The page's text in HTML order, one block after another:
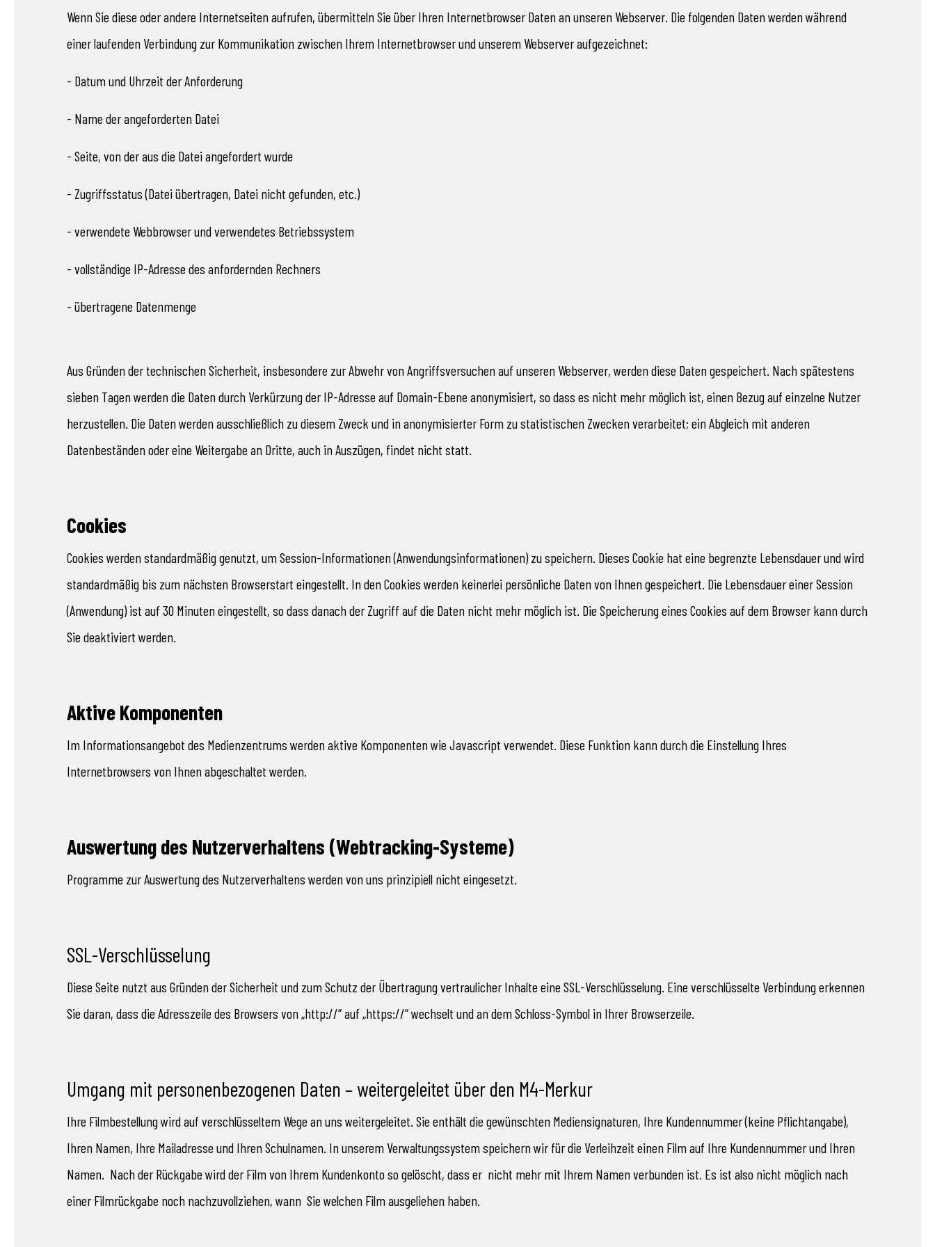
Wenn Sie diese oder andere Internetseiten aufrufen, übermitteln Sie über Ihren Internetbrowser Daten an unseren Webserver. Die folgenden Daten werden während
einer laufenden Verbindung zur Kommunikation zwischen Ihrem Internetbrowser und unserem Webserver aufgezeichnet:
- Datum und Uhrzeit der Anforderung
- Name der angeforderten Datei
- Seite, von der aus die Datei angefordert wurde
- Zugriffsstatus (Datei übertragen, Datei nicht gefunden, etc.)
- verwendete Webbrowser und verwendetes Betriebssystem
- vollständige IP-Adresse des anfordernden Rechners
- übertragene Datenmenge
Aus Gründen der technischen Sicherheit, insbesondere zur Abwehr von Angriffsversuchen auf unseren Webserver, werden diese Daten gespeichert. Nach spätestens
sieben Tagen werden die Daten durch Verkürzung der IP-Adresse auf Domain-Ebene anonymisiert, so dass es nicht mehr möglich ist, einen Bezug auf einzelne Nutzer
herzustellen. Die Daten werden ausschließlich zu diesem Zweck und in anonymisierter Form zu statistischen Zwecken verarbeitet; ein Abgleich mit anderen
Datenbeständen oder eine Weitergabe an Dritte, auch in Auszügen, findet nicht statt.
Cookies
Cookies werden standardmäßig genutzt, um Session-Informationen (Anwendungsinformationen) zu speichern. Dieses Cookie hat eine begrenzte Lebensdauer und wird
standardmäßig bis zum nächsten Browserstart eingestellt. In den Cookies werden keinerlei persönliche Daten von Ihnen gespeichert. Die Lebensdauer einer Session
(Anwendung) ist auf 30 Minuten eingestellt, so dass danach der Zugriff auf die Daten nicht mehr möglich ist. Die Speicherung eines Cookies auf dem Browser kann durch
Sie deaktiviert werden.
Aktive Komponenten
Im Informationsangebot des Medienzentrums werden aktive Komponenten wie Javascript verwendet. Diese Funktion kann durch die Einstellung Ihres
Internetbrowsers von Ihnen abgeschaltet werden.
Auswertung des Nutzerverhaltens (Webtracking-Systeme)
Programme zur Auswertung des Nutzerverhaltens werden von uns prinzipiell nicht eingesetzt.
SSL-Verschlüsselung
Diese Seite nutzt aus Gründen der Sicherheit und zum Schutz der Übertragung vertraulicher Inhalte eine SSL-Verschlüsselung. Eine verschlüsselte Verbindung erkennen
Sie daran, dass die Adresszeile des Browsers von „http://“ auf „https://“ wechselt und an dem Schloss-Symbol in Ihrer Browserzeile.
Umgang mit personenbezogenen Daten – weitergeleitet über den M4-Merkur
Ihre Filmbestellung wird auf verschlüsseltem Wege an uns weitergeleitet. Sie enthält die gewünschten Mediensignaturen, Ihre Kundennummer (keine Pflichtangabe),
Ihren Namen, Ihre Mailadresse und Ihren Schulnamen. In unserem Verwaltungssystem speichern wir für die Verleihzeit einen Film auf Ihre Kundennummer und Ihren
Namen. Nach der Rückgabe wird der Film von Ihrem Kundenkonto so gelöscht, dass er nicht mehr mit Ihrem Namen verbunden ist. Es ist also nicht möglich nach
einer Filmrückgabe noch nachzuvollziehen, wann Sie welchen Film ausgeliehen haben.